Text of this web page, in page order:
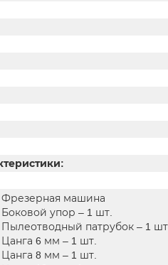
Фрезерная машина
Боковой упор – 1 шт.
Пылеотводный патрубок – 1
Цанга 6 мм – 1 шт.
Цанга 8 мм – 1 шт.